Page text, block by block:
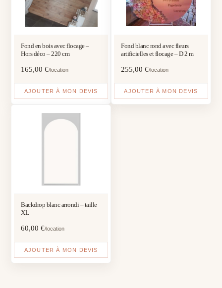
Fond en bois avec flocage –
Hors déco – 220 cm
165,00€/location
AJOUTER À MON DEVIS
Fond blanc rond avec fleurs
artificielles et flocage – D 2 m
255,00 €/location
AJOUTER À MON DEVIS
Backdrop blanc arrondi – taille
XL
60,00€/location
AJOUTER À MON DEVIS